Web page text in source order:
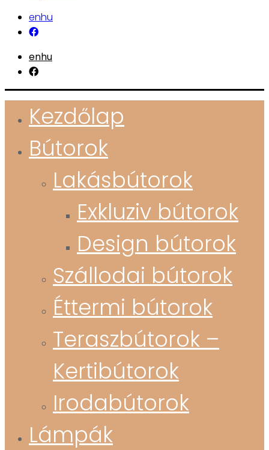
enhu
enhu
Kezdőlap
Bútorok
Lakásbútorok
Exkluziv bútorok
Design bútorok
Szállodai bútorok
Éttermi bútorok
Teraszbútorok –
Kertibútorok
Irodabútorok
Lámpák